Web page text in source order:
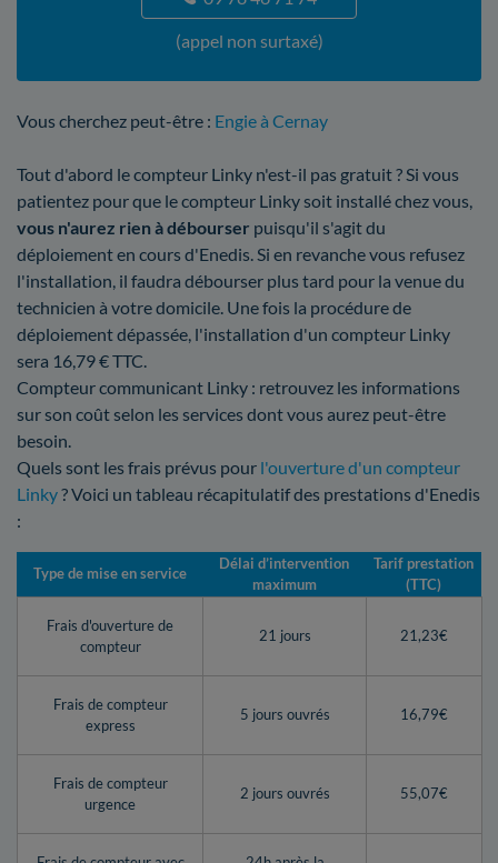
(appel non surtaxé)
Vous cherchez peut-être : Engie à Cernay
Tout d'abord le compteur Linky n'est-il pas gratuit ? Si vous
patientez pour que le compteur Linky soit installé chez vous,
vous n'aurez rien à débourser puisqu'il s'agit du
déploiement en cours d'Enedis. Si en revanche vous refusez
l'installation, il faudra débourser plus tard pour la venue du
technicien à votre domicile. Une fois la procédure de
déploiement dépassée, l'installation d'un compteur Linky
sera 16,79 € TTC.
Compteur communicant Linky : retrouvez les informations
sur son coût selon les services dont vous aurez peut-être
besoin.
Quels sont les frais prévus pour l'ouverture d'un compteur
Linky? Voici un tableau récapitulatif des prestations d'Enedis
:
Type de mise en service
Délai d’intervention
maximum
Tarif prestation
(TTC)
Frais d'ouverture de
compteur
21 jours 21,23€
Frais de compteur
express
5 jours ouvrés 16,79€
Frais de compteur
urgence
2 jours ouvrés 55,07€